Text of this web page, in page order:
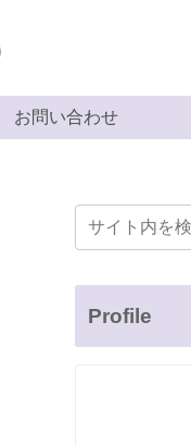
お問い合わせ
Profile